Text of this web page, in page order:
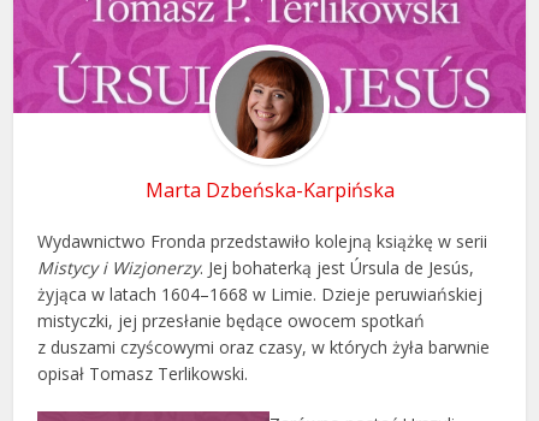
Marta Dzbeńska-Karpińska
Wydawnictwo Fronda przedstawiło kolejną książkę w serii
Mistycy i Wizjonerzy. Jej bohaterką jest Úrsula de Jesús,
żyjąca w latach 1604–1668 w Limie. Dzieje peruwiańskiej
mistyczki, jej przesłanie będące owocem spotkań
z duszami czyścowymi oraz czasy, w których żyła barwnie
opisał Tomasz Terlikowski.